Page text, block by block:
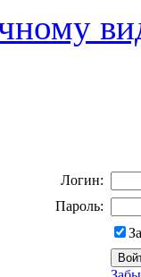
Логин:
Пароль: